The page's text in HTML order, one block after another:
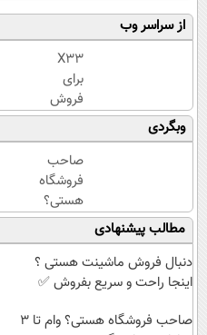
از سراسر وب
X33
برای
فروش
داری؟
اینجا
راحت و
سریع
بفروشش
وبگردی
صاحب
فروشگاه
هستی؟
وام تا ۳
میلیارد
تومان
بگیر
مطالب پیشنهادی
دنبال فروش ماشینت هستی ؟
اینجا راحت و سریع بفروش ✅
صاحب فروشگاه هستی؟ وام تا ۳